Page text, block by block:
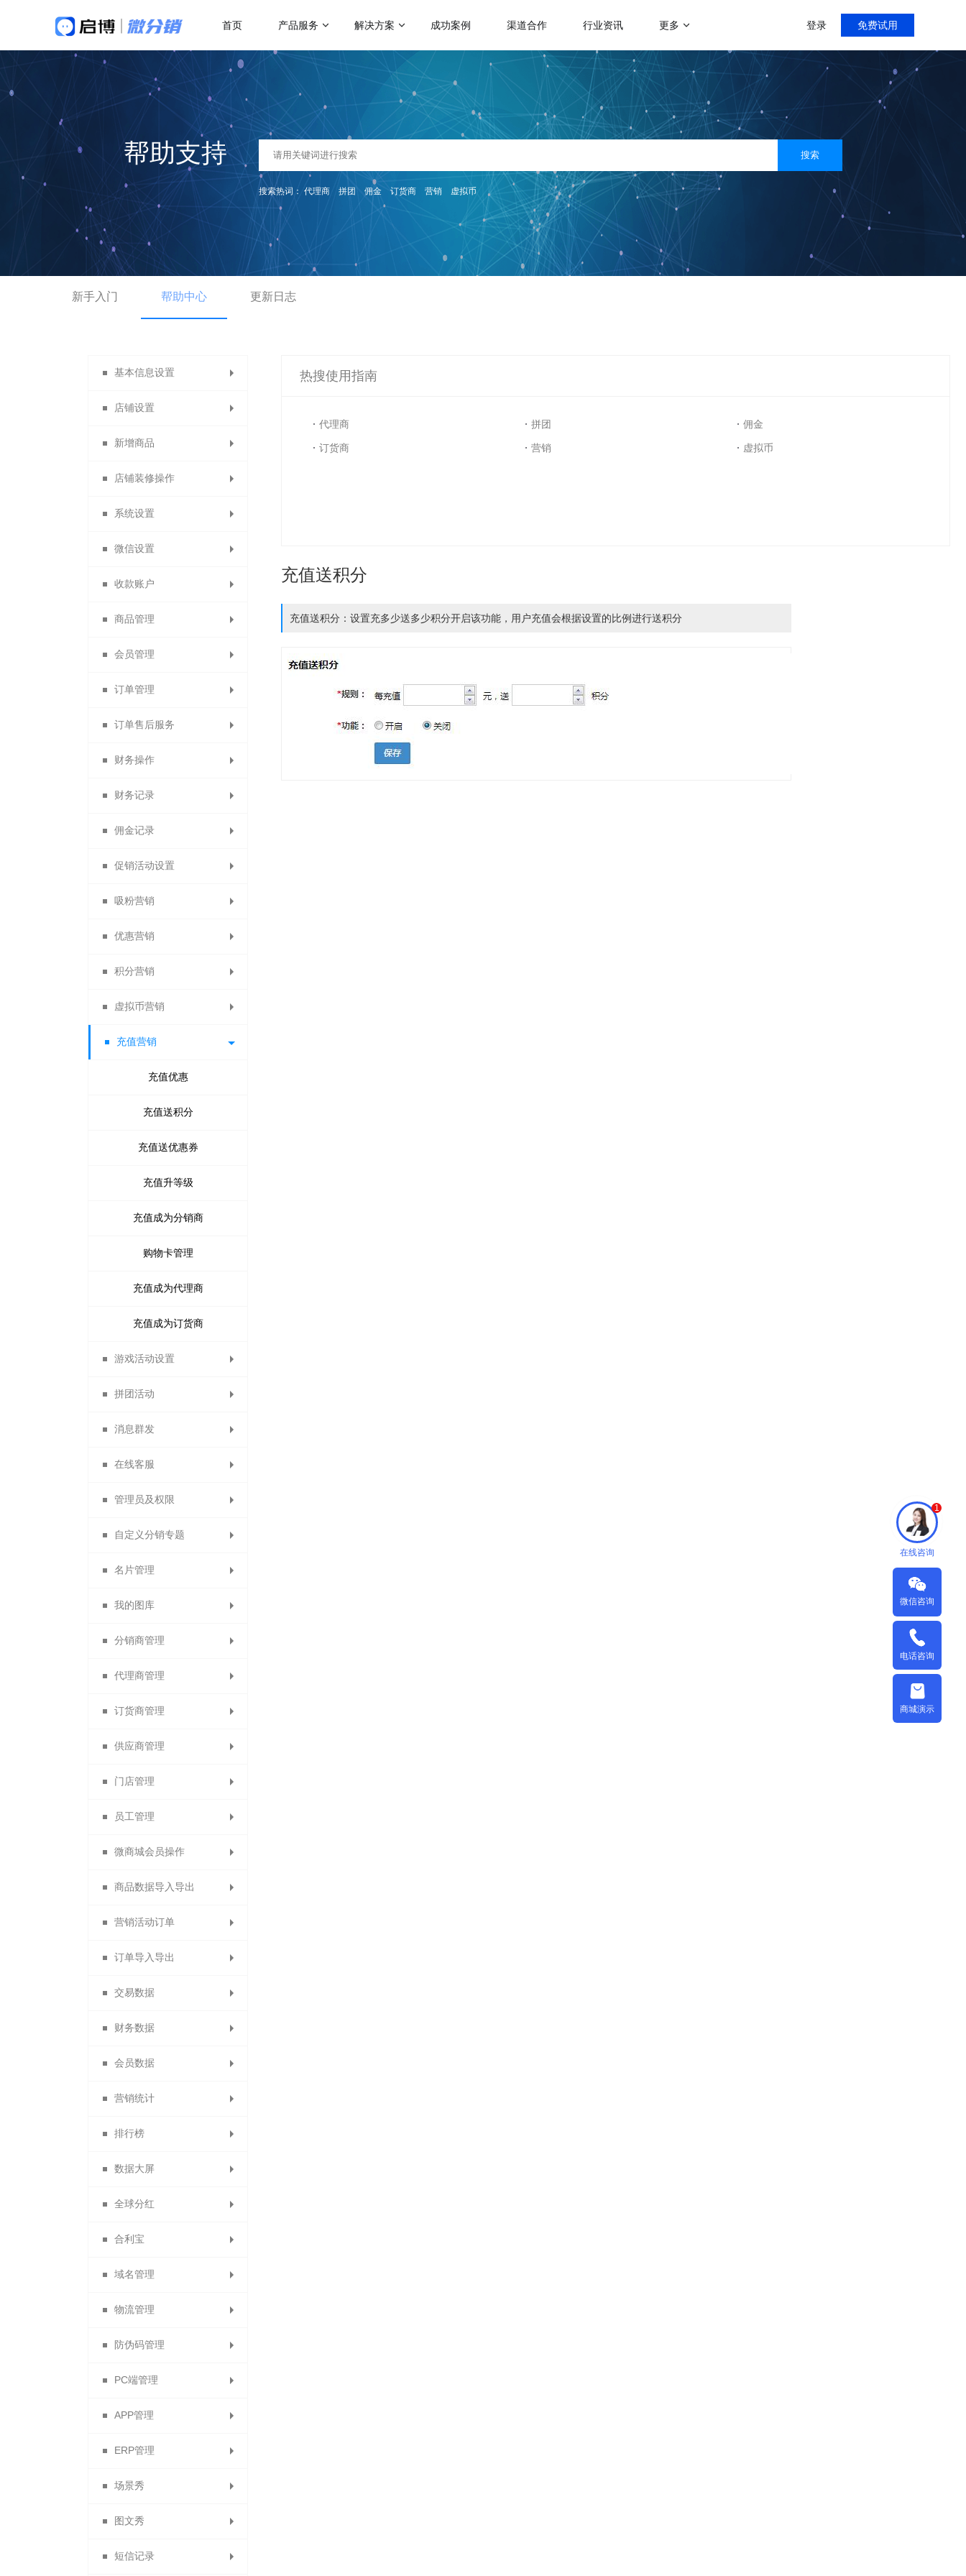
首页 产品服务 解决方案 成功案例 渠道合作 行业资讯 更多 登录 免费试用
做社交电商，找启博
微分销
快速搭建微信分销商城
分销小程序
专注裂变的分销小程序
直播分销
私域直播分销带货系统
视频号直播
抢占视频号流量阵地
二级分销 会员营销
代理分销 满额包邮
多人拼团
积分商城 砍价
云仓礼包
社区团购 周期购
了解更多产品功能 >
热门运营玩法
二级分销模式
帮助企业裂变分销拓客
快速搭建代理招商分润系统
会员制电商模式
快速搭建云集、贝店模式
社群团购模式
整合社群资源及团购供应链
门店分销模式
导购分销，线上线下双线引流
打造类似京东、天猫等多平台入
驻平台
社交新零售
母婴行业解决方案
一站式赋能母婴品牌商智慧经营
行业销售渠道解决方案
帮助商家拓展销售新渠道
直播带货解决方案
开通微信+小程序+APP直播带货系统
积分商城解决方案
跨境电商解决方案
助力商家拓展全球跨境电商业务
传统微商转型解决方案
帮助微商搭建代理分润体系
微运营解决方案
助商家快速上手商城运营
增值服务
商家运营解决方案
运营助力陪跑0-1
客满小程序
门店小程序拓客利器
直播系统
专注门店团队直播
微聊客服系统
智能微信客服系统
社区团购系统
快速部署社区团购
关于我们
18年专注全产业SaaS产品服务
帮助中心
新手指导，入门教程
帮助支持 搜索
搜索热词： 代理商 拼团 佣金 订货商 营销 虚拟币
新手入门 帮助中心 更新日志
基本信息设置
系统设置
店铺设置
店铺导航
店铺主页
会员主页
分销说明
商品列表导航
自定义通用模块
商品详情页
商品限购提示页
新增商品
商品分类
自定义类目
发布商品
商品分组
店铺装修操作
主页装修
模块装修
系统设置
货到付款
店铺信息
功能名称设置
提现设置
云账户设置
找人代付
线下付款
货到付款
自动确认收货设置
自动取消订单
浮动公告设置
服务承诺
修改密码
第三方登录管理
安粉宝
传播宝
微信设置
消息设置
微信设置
消息设置
模板消息
自定义菜单
素材库管理
首次关注
自动回复
信息托管
客服功能
一键关注
开通指引
收款账户
合利宝分账
微信收款账号
支付宝收款账号
paypal收款账号
京东支付
贝宝收款账号
银联支付收款账号
快钱
易宝收款账号
开联通
代收款结算平台
商品管理
出售中的商品
仓库中的商品
已售罄的商品
批量修改商品
警戒商品
会员管理
会员列表
会员设置
会员等级
会员卡
会员权益
会员分组
会员导出
备份会员导入
批量修改会员
订单管理
所有订单
虚拟库存订单
删除日志
批量发货
订单售后服务
退换货审核
商品评价
退货理由
付款查询
退换货设置
财务操作
代理商业绩奖励
提现申请管理
佣金转余额申请列表
线下充值管理
分账审核
代理商推荐奖
代理商业绩奖
代理商管理奖
订货商推荐奖审核
订货商业绩奖
订货商业绩奖励
订货商管理奖
供应商提现申请
拼团退款申请
财务记录
供应商提现记录
提现记录
驳回记录
分账记录
红包记录
账号充值记录
供应商提现申请
资金监控日志
佣金记录
分销商佣金
代理商佣金
订货商佣金
门店佣金
员工佣金
招商经理佣金
调整佣金日志
促销活动设置
限时秒杀
限时打折
拼团活动
砍价设置
试用活动设置
周期购
满额包邮
满减优惠
搭配套餐
打包一口价
首单立减
支付有礼活动
吸粉营销
投票管理
拍卖活动
众筹列表
众筹装修
微夺宝管理
微助力管理
微现场
生日营销
抢红包拉粉丝
X+1链动分销
优惠营销
优惠券管理
优惠券大礼包
优惠码管理
扫码送优惠券设置
关注送优惠券
分享送优惠券
购物送优惠券
购物分享得优惠券
积分营销
积分日志
每日签到设置
积分抵现
消费送积分
关注送积分
分享送积分
评价送积分
积分兑换商品
积分兑换红包
首次消费送积分
虚拟币营销
虚拟币日志
虚拟币比例
虚拟币抵现
充值营销
充值优惠
充值送积分
充值送优惠券
充值升等级
充值成为分销商
购物卡管理
充值成为代理商
充值成为订货商
游戏活动设置
幸运大转盘
疯狂砸金蛋
好运翻翻看
骰子大王
拼团活动
拼团活动管理
消息群发
微信群发
短信群发
站内信
在线客服
开通在线客服
微聊客服管理
管理员及权限
管理员
权限角色
自定义分销专题
专题分类
分销专题
名片管理
会员名片
分销名片
代理商名片
订货商名片
清除名片缓存
我的图库
图片分类
图文列表
分销商管理
分销商管理
分销商设置
分销商审核
分销商等级
分销商分组
分销商导出
佣金排名设置
分销申请设置
分销商自动审核设置
分销商自动延期
默认分销商等级
代理商管理
代理商管理
代理商设置
加盟申请设置
代理商审核
设置代理商
代理商导出
代理商推荐奖
代理商销售奖
代理商团队业绩
代理商业绩奖励规则
团队管理奖
订货商管理
订货商管理
订货商设置
订货商审核
设置订货商
订货商推荐奖
订货商销售奖
团队业绩奖
订货商团队业绩
团队管理奖
供应商管理
供应商管理
供应商设置
增加供应商
供应商审核
供应商类型
店铺标签
导出供应商
供应商公告
招商经理管理
供应商商品审核
供应商门店审核
商品统计
订单统计
供应商财务报表
门店管理
门店等级
门店管理和门店设置
门店申请
门店审核
设置门店
门店分组
门店行业
门店收款码
员工管理
员工管理
设置员工
员工等级
会员分组
微商城会员操作
分销商品
微社区
商品数据导入导出
数据包导入
1688商品导入
备份商品导入
商品导出
商品助手
淘宝商品
营销活动订单
营销活动订单
积分兑换订单
订单导入导出
导出订单
备份订单导入
导出身份证图片
交易数据
交易概况
商品概况
订单统计
退换货统计
商品统计
财务数据
提现统计
充值统计
会员数据
会员概况
代理商概况
会员分析
营销统计
优惠券统计
拼团统计
秒杀统计
排行榜
商品销售排行
数据排名
数据大屏
数据大屏
全球分红
动态分红
分红计算规则
分红记录
合利宝
合利宝交易
域名管理
免费申请域名
绑定域名
物流管理
运费模板
电子面单
快递单模板列表
顺丰电子面单
提货点管理
防伪码管理
防伪设置
防伪码批次列表
PC端管理
导航管理
客服QQ
单页管理与添加单页
PC端首页装修
APP管理
APP下载
商家版APP
ERP管理
场景秀
我的场景
图文秀
我的图文
短信记录
热搜使用指南
代理商 拼团 佣金
订货商 营销 虚拟币
充值送积分
充值送积分：设置充多少送多少积分开启该功能，用户充值会根据设置的比例进行送积分
在线咨询
1
微信咨询
电话咨询
商城演示